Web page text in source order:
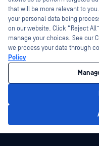
Technológiai partnerek
Channel partner program
©2026 OPSWAT . Minden jog
MetaAccess, az OPSWAT , Trust no
World's Critical Infrastructure, Deep
DFI, RetroHunt, Deep File
harmadik felek védjegyei a
that will be more relevant to
your personal data being
on our website. Click “Reject
manage your choices. See our
we process your data through
Policy